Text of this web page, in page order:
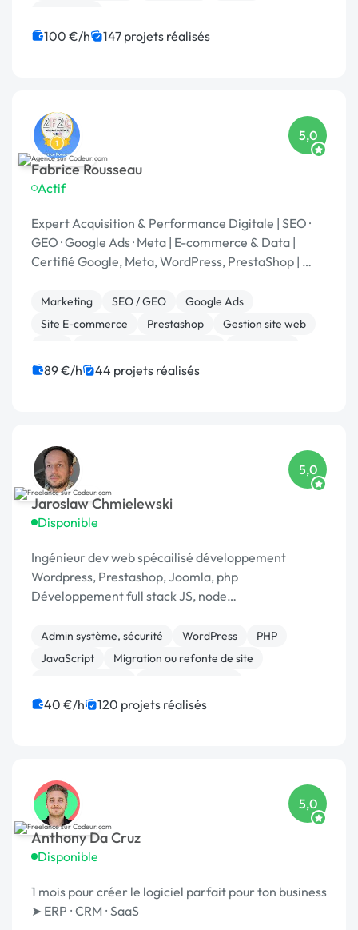
100 €/h 147 projets réalisés
Fabrice Rousseau
Actif
5,0
Expert Acquisition & Performance Digitale | SEO ·
GEO · Google Ads · Meta | E-commerce & Data |
Certifié Google, Meta, WordPress, PrestaShop | 🏆
Marketing SEO / GEO
Google Ads
Site E-commerce
Prestashop
Gestion site web
Web Analytics
89 €/h 44 projets réalisés
Jaroslaw Chmielewski
Disponible
5,0
Ingénieur dev web spécailisé développement
Wordpress, Prestashop, Joomla, php
Développement full stack JS, node
chat temp réel : [URL MASQUÉE], webrtc
Admin système, sécurité WordPress
PHP
JavaScript
Migration ou refonte de site
Création de site internet
Joomla
40 €/h 120 projets réalisés
Anthony Da Cruz
Disponible
5,0
1 mois pour créer le logiciel parfait pour ton business
➤ ERP ⸱ CRM ⸱ SaaS